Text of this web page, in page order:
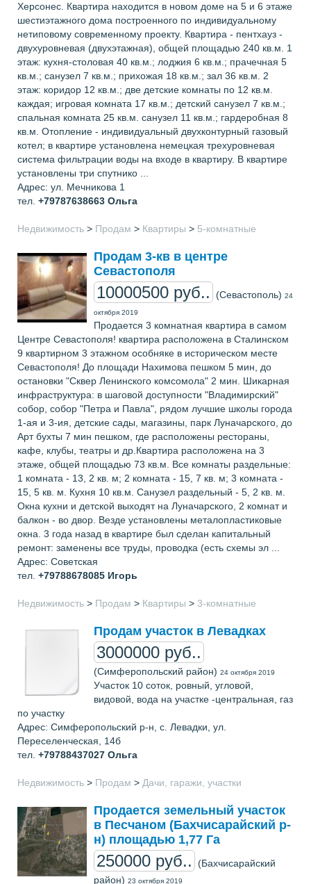
Херсонес. Квартира находится в новом доме на 5 и 6 этаже
шестиэтажного дома построенного по индивидуальному
нетиповому современному проекту. Квартира - пентхауз -
двухуровневая (двухэтажная), общей площадью 240 кв.м. 1
этаж: кухня-столовая 40 кв.м.; лоджия 6 кв.м.; прачечная 5
кв.м.; санузел 7 кв.м.; прихожая 18 кв.м.; зал 36 кв.м. 2
этаж: коридор 12 кв.м.; две детские комнаты по 12 кв.м.
каждая; игровая комната 17 кв.м.; детский санузел 7 кв.м.;
спальная комната 25 кв.м. санузел 11 кв.м.; гардеробная 8
кв.м. Отопление - индивидуальный двухконтурный газовый
котел; в квартире установлена немецкая трехуровневая
система фильтрации воды на входе в квартиру. В квартире
установлены три спутнико ...
Адрес: ул. Мечникова 1
тел. +79787638663 Ольга
Недвижимость > Продам > Квартиры > 5-комнатные
Продам 3-кв в центре
Севастополя
10000500 руб.. (Севастополь) 24
октября 2019
Продается 3 комнатная квартира в самом
Центре Севастополя! квартира расположена в Сталинском
9 квартирном 3 этажном особняке в историческом месте
Севастополя! До площади Нахимова пешком 5 мин, до
остановки "Сквер Ленинского комсомола" 2 мин. Шикарная
инфраструктура: в шаговой доступности "Владимирский"
собор, собор "Петра и Павла", рядом лучшие школы города
1-ая и 3-ия, детские сады, магазины, парк Луначарского, до
Арт бухты 7 мин пешком, где расположены рестораны,
кафе, клубы, театры и др.Квартира расположена на 3
этаже, общей площадью 73 кв.м. Все комнаты раздельные:
1 комната - 13, 2 кв. м; 2 комната - 15, 7 кв. м; 3 комната -
15, 5 кв. м. Кухня 10 кв.м. Санузел раздельный - 5, 2 кв. м.
Окна кухни и детской выходят на Луначарского, 2 комнат и
балкон - во двор. Везде установлены металопластиковые
окна. 3 года назад в квартире был сделан капитальный
ремонт: заменены все труды, проводка (есть схемы эл ...
Адрес: Советская
тел. +79788678085 Игорь
Недвижимость > Продам > Квартиры > 3-комнатные
Продам участок в Левадках
3000000 руб..
(Симферопольский район) 24 октября 2019
Участок 10 соток, ровный, угловой,
видовой, вода на участке -центральная, газ
по участку
Адрес: Симферопольский р-н, с. Левадки, ул.
Переселенческая, 14б
тел. +79788437027 Ольга
Недвижимость > Продам > Дачи, гаражи, участки
Продается земельный участок
в Песчаном (Бахчисарайский р-
н) площадью 1,77 Га
250000 руб..
(Бахчисарайский
район) 23 октября 2019